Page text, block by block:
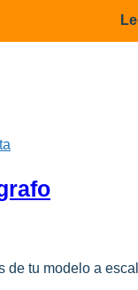
tu modelo a